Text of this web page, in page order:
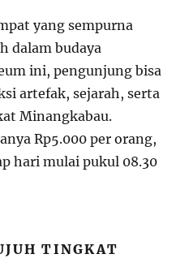
yang sempurna
dalam budaya
ini, pengunjung bisa
artefak, sejarah, serta
Minangkabau.
Rp5.000 per orang,
hari mulai pukul 08.30
TINGKAT